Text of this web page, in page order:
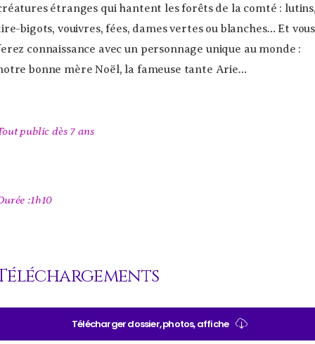
étranges qui hantent les forêts de la comté :
bigots, vouivres, fées, dames vertes ou blanches… Et vous
connaissance avec un personnage unique au monde :
bonne mère Noël, la fameuse tante Arie…
public dès 7 ans
:1h10
Télécharger dossier, photos, affiche